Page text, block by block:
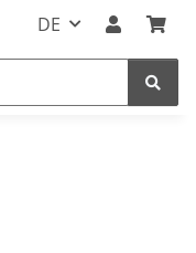
DE